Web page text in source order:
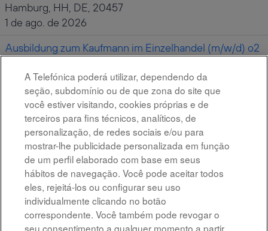
Hamburg, HH, DE, 20457
1 de ago. de 2026
Ausbildung zum Kaufmann im Einzelhandel (m/w/d) o2
Lübeck, SH, DE, 23552
30 de jul. de 2026
Resultados1 – 10
All rights reserved
A Telefónica poderá utilizar, dependendo da
seção, subdomínio ou de que zona do site que
você estiver visitando, cookies próprias e de
terceiros para fins técnicos, analíticos, de
personalização, de redes sociais e/ou para
mostrar-lhe publicidade personalizada em função
de um perfil elaborado com base em seus
hábitos de navegação. Você pode aceitar todos
eles, rejeitá-los ou configurar seu uso
individualmente clicando no botão
correspondente. Você também pode revogar o
seu consentimento a qualquer momento a partir